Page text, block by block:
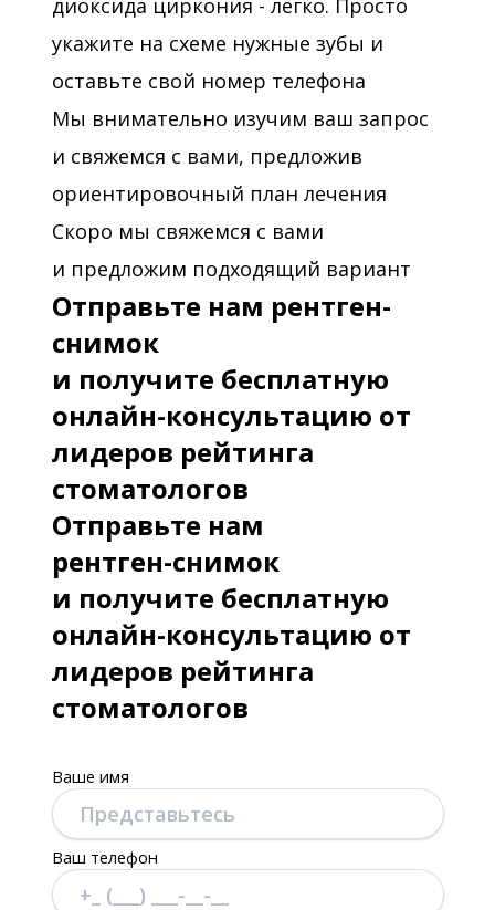
диоксида циркония - легко. Просто
укажите на схеме нужные зубы и
оставьте свой номер телефона
Мы внимательно изучим ваш запрос
и свяжемся с вами, предложив
ориентировочный план лечения
Скоро мы свяжемся с вами
и предложим подходящий вариант
Отправьте нам рентген-
снимок
и получите бесплатную
онлайн-консультацию от
лидеров рейтинга
стоматологов
Отправьте нам
рентген-снимок
и получите бесплатную
онлайн-консультацию от
лидеров рейтинга
стоматологов
Ваше имя
Ваш телефон